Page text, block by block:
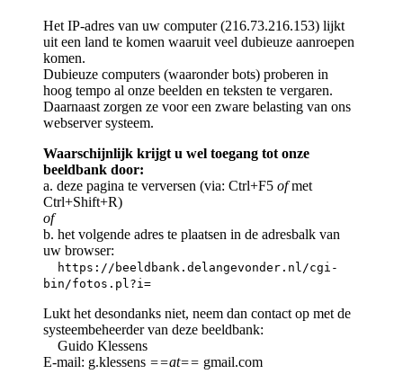
Het IP-adres van uw computer (216.73.216.153) lijkt
uit een land te komen waaruit veel dubieuze aanroepen
komen.
Dubieuze computers (waaronder bots) proberen in
hoog tempo al onze beelden en teksten te vergaren.
Daarnaast zorgen ze voor een zware belasting van ons
webserver systeem.
Waarschijnlijk krijgt u wel toegang tot onze
beeldbank door:
a. deze pagina te verversen (via: Ctrl+F5 ofmet
Ctrl+Shift+R)
of
b. het volgende adres te plaatsen in de adresbalk van
uw browser:
https://beeldbank.delangevonder.nl/cgi-
bin/fotos.pl?i=
Lukt het desondanks niet, neem dan contact op met de
systeembeheerder van deze beeldbank:
Guido Klessens
E-mail: g.klessens ==at== gmail.com